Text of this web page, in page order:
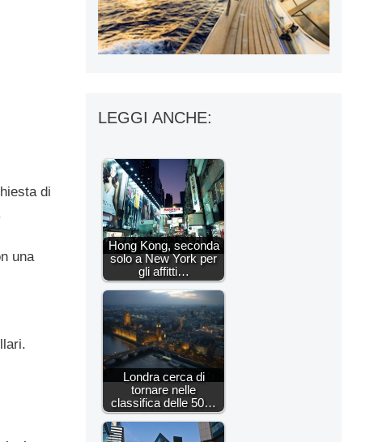
di
una
LEGGI ANCHE:
Hong Kong, seconda
solo a New York per
gli affitti…
Londra cerca di
tornare nelle
classifica delle 50…